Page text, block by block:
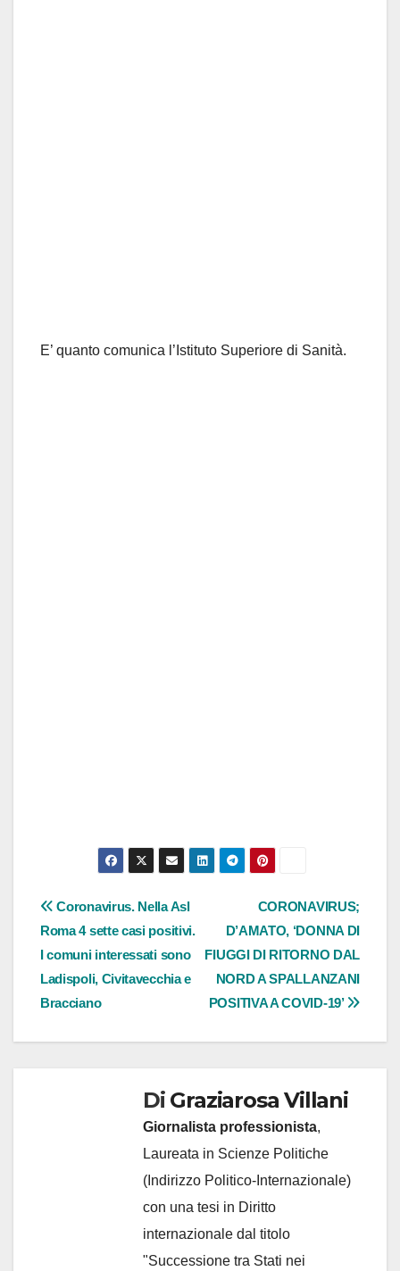
E’ quanto comunica l’Istituto Superiore di Sanità.
Navigazione
articoli
CORONAVIRUS;
D’AMATO, ‘DONNA DI
FIUGGI DI RITORNO DAL
NORD A SPALLANZANI
POSITIVA A COVID-19’
Coronavirus. Nella Asl
Roma 4 sette casi positivi.
I comuni interessati sono
Ladispoli, Civitavecchia e
Bracciano
Di Graziarosa Villani
Giornalista professionista,
Laureata in Scienze Politiche
(Indirizzo Politico-Internazionale)
con una tesi in Diritto
internazionale dal titolo
"Successione tra Stati nei